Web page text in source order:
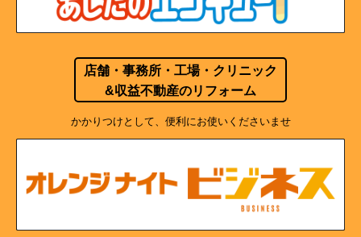
店舗・事務所・工場・クリニック
&収益不動産のリフォーム
かかりつけとして、便利にお使いくださいませ